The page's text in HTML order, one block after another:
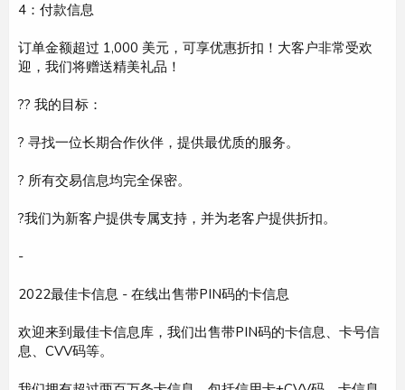
4：付款信息
订单金额超过 1,000 美元，可享优惠折扣！大客户非常受欢
迎，我们将赠送精美礼品！
?? 我的目标：
? 寻找一位长期合作伙伴，提供最优质的服务。
? 所有交易信息均完全保密。
?我们为新客户提供专属支持，并为老客户提供折扣。
-
2022最佳卡信息 - 在线出售带PIN码的卡信息
欢迎来到最佳卡信息库，我们出售带PIN码的卡信息、卡号信
息、CVV码等。